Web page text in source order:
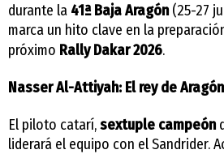
durante la 41ª Baja Aragón(25-27
marca un hito clave en la
próximo Rally Dakar 2026.
Nasser Al-Attiyah: El rey de Aragón
El piloto catarí,sextuple campeón
liderará el equipo con el Sandrider.